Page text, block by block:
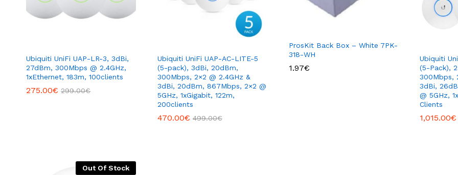
Ubiquiti UniFi UAP-LR-3, 3dBi,
27dBm, 300Mbps @ 2.4GHz,
1xEthernet, 183m, 100clients
275.00€ 299.00€
Ubiquiti UniFi UAP-AC-LITE-5
(5-pack), 3dBi, 20dBm,
300Mbps, 2×2 @ 2.4GHz &
3dBi, 20dBm, 867Mbps, 2×2 @
5GHz, 1xGigabit, 122m,
200clients
470.00€ 499.00€
ProsKit Back Box – White 7PK-
318-WH
1.97€
Ubiquiti
(5-Pack),
300Mbps,
3dBi,
@ 5GHz,
Clients
1,015.00€
Out Of Stock